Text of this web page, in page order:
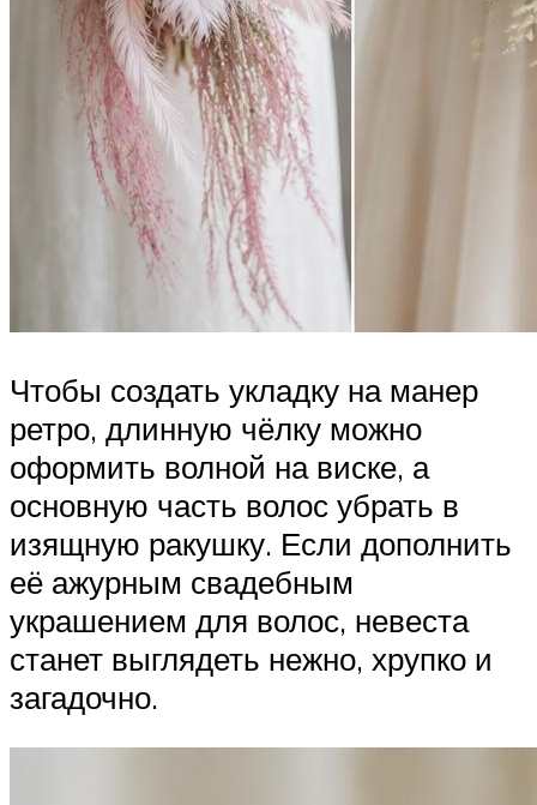
Чтобы создать укладку на манер
ретро, длинную чёлку можно
оформить волной на виске, а
основную часть волос убрать в
изящную ракушку. Если дополнить
её ажурным свадебным
украшением для волос, невеста
станет выглядеть нежно, хрупко и
загадочно.